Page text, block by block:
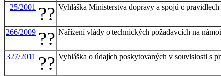
25/2001
?? Vyhláška Ministerstva dopravy a spojů o
266/2009 ?? Nařízení vlády o technických požadavcích na
327/2011 ?? Vyhláška o údajích poskytovaných v souvislosti s